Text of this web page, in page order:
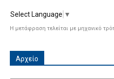
Select Language ▼
Η μετάφραση τελείται με μηχανικό
Αρχείο